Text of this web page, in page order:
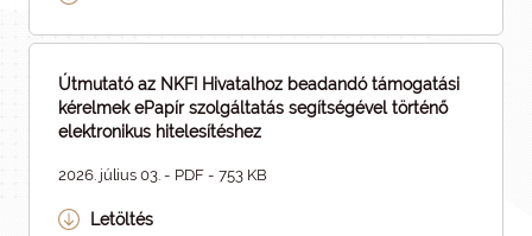
Útmutató az NKFI Hivatalhoz beadandó támogatási
kérelmek ePapír szolgáltatás segítségével történő
elektronikus hitelesítéshez
2026. július 03. - PDF - 753 KB
Letöltés